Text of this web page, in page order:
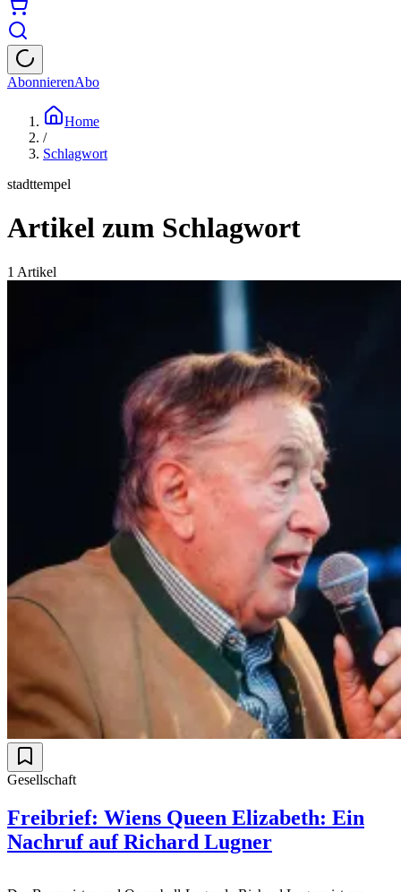
AbonnierenAbo
Home
/
Schlagwort
stadttempel
Artikel zum Schlagwort
1 Artikel
Gesellschaft
Freibrief: Wiens Queen Elizabeth: Ein
Nachruf auf Richard Lugner